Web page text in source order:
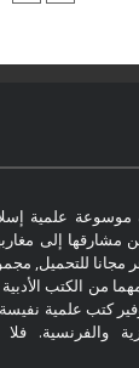
موسوعة علمية
مشارقها إلى
مجانا للتحميل,
من الكتب
كتب علمية
والفرنسية.